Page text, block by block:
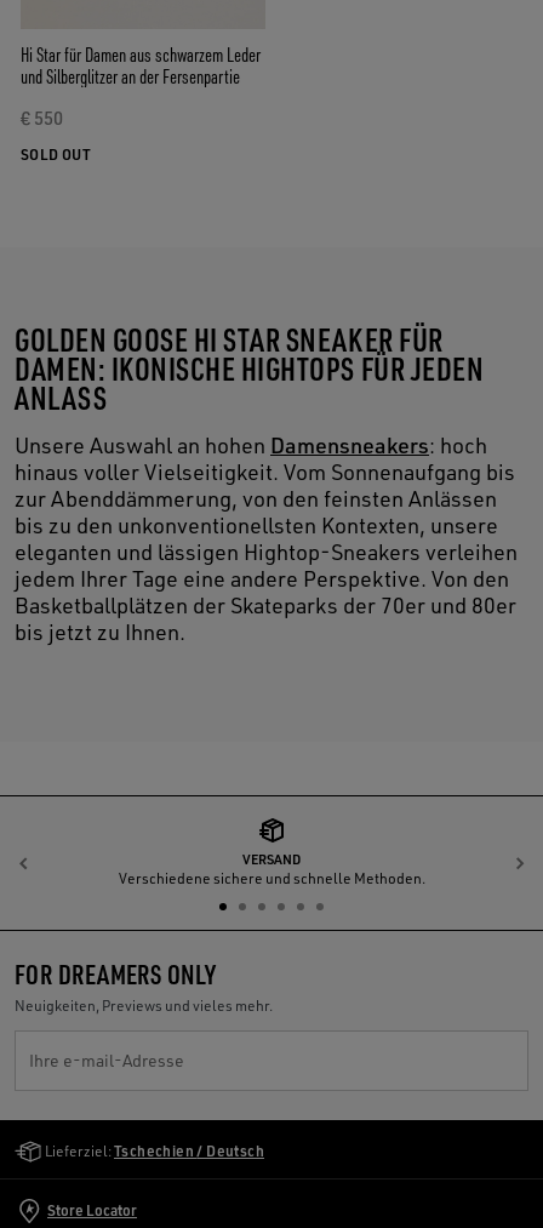
Hi Star für Damen aus schwarzem Leder
und Silberglitzer an der Fersenpartie
€ 550
SOLD OUT
GOLDEN GOOSE HI STAR SNEAKER FÜR
DAMEN: IKONISCHE HIGHTOPS FÜR JEDEN
ANLASS
Unsere Auswahl an hohen Damensneakers: hoch
hinaus voller Vielseitigkeit. Vom Sonnenaufgang bis
zur Abenddämmerung, von den feinsten Anlässen
bis zu den unkonventionellsten Kontexten, unsere
eleganten und lässigen Hightop-Sneakers verleihen
jedem Ihrer Tage eine andere Perspektive. Von den
Basketballplätzen der Skateparks der 70er und 80er
bis jetzt zu Ihnen.
VERSAND
Verschiedene sichere und schnelle Methoden.
Zurück
FOR DREAMERS ONLY
Neuigkeiten, Previews und vieles mehr.
Ihre e-mail-Adresse
Lieferziel: Tschechien / Deutsch
Store Locator